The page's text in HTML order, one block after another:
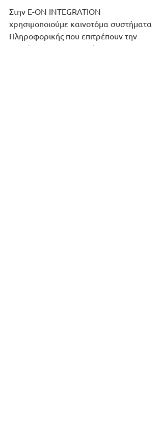
Στην E-ON INTEGRATION
χρησιμοποιούμε καινοτόμα συστήματα
Πληροφορικής που επιτρέπουν την
ταυτόχρονη συνεργασία των